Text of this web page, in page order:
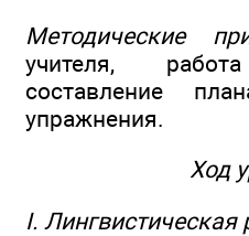
Методические
учителя,
составление
упражнения.
Ход
I. Лингвистическая